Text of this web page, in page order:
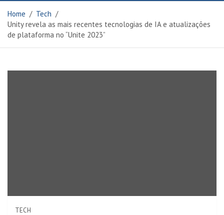
www.portalcascais.pt
Home
Tech
Unity revela as mais recentes tecnologias de IA e atualizações
de plataforma no “Unite 2023”
TECH